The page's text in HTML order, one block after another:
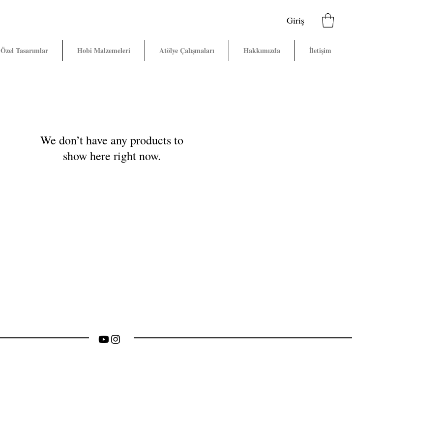
Giriş
Özel Tasarımlar Hobi Malzemeleri Atölye Çalışmaları Hakkımızda İletişim
We don’t have any products to
show here right now.